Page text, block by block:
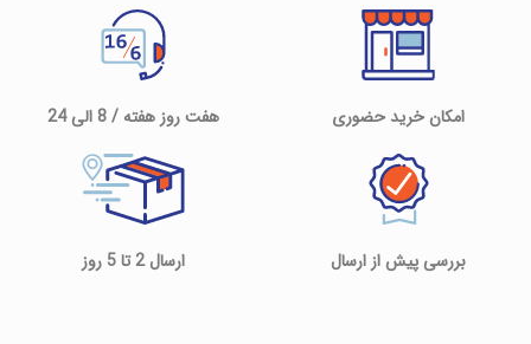
امکان خرید حضوری هفت روز هفته / 8 الی 24
بررسی پیش از ارسال ارسال 2 تا 5 روز